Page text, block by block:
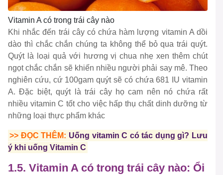
Vitamin A có trong trái cây nào
Khi nhắc đến trái cây có chứa hàm lượng vitamin A dồi
dào thì chắc chắn chúng ta không thể bỏ qua trái quýt.
Quýt là loại quả với hương vị chua nhẹ xen thêm chút
ngọt chắc chắn sẽ khiến nhiều người phải say mê. Theo
nghiên cứu, cứ 100gam quýt sẽ có chứa 681 IU vitamin
A. Đặc biệt, quýt là trái cây họ cam nên nó chứa rất
nhiều vitamin C tốt cho việc hấp thụ chất dinh dưỡng từ
những loại thực phẩm khác
>> ĐỌC THÊM: Uống vitamin C có tác dụng gì? Lưu
ý khi uống Vitamin C
1.5. Vitamin A có trong trái cây nào: Ổi